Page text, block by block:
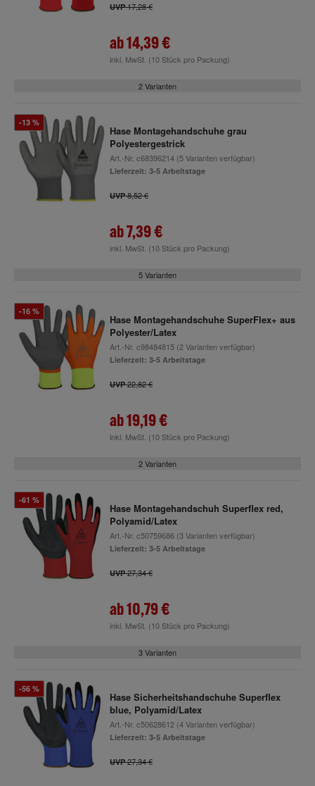
UVP17,28 €
ab14,39 €
inkl. MwSt. (10 Stück pro Packung)
2 Varianten
-13 %
Hase Montagehandschuhe grau
Polyestergestrick
Art.-Nr. c68396214(5 Varianten verfügbar)
Lieferzeit: 3-5 Arbeitstage
UVP8,52 €
ab7,39 €
inkl. MwSt. (10 Stück pro Packung)
5 Varianten
-16 %
Hase Montagehandschuhe SuperFlex+ aus
Polyester/Latex
Art.-Nr. c98484815(2 Varianten verfügbar)
Lieferzeit: 3-5 Arbeitstage
UVP22,82 €
ab19,19 €
inkl. MwSt. (10 Stück pro Packung)
2 Varianten
-61 %
Hase Montagehandschuh Superflex red,
Polyamid/Latex
Art.-Nr. c50759686(3 Varianten verfügbar)
Lieferzeit: 3-5 Arbeitstage
UVP27,34 €
ab10,79 €
inkl. MwSt. (10 Stück pro Packung)
3 Varianten
-56 %
Hase Sicherheitshandschuhe Superflex
blue, Polyamid/Latex
Art.-Nr. c50628612(4 Varianten verfügbar)
Lieferzeit: 3-5 Arbeitstage
UVP27,34 €